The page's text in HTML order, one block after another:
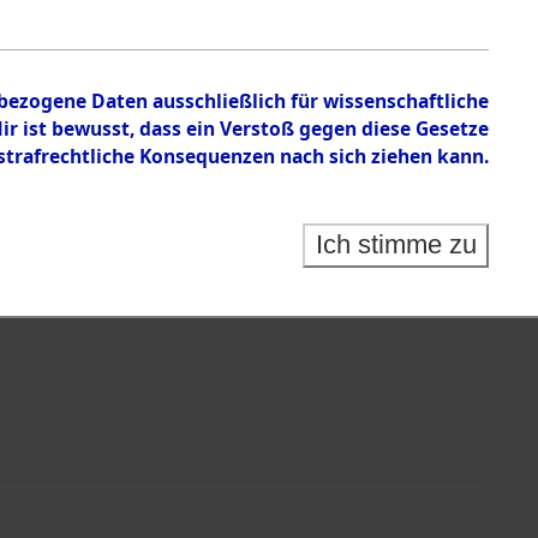
Daten ausschließlich für wissenschaftliche
bewusst, dass ein Verstoß gegen diese Gesetze
Konsequenzen nach sich ziehen kann.
Ich stimme zu